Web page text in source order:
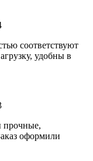
соответствуют
удобны в
прочные,
оформили